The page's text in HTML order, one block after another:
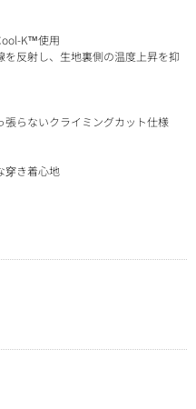
K™使用
を反射し、生地裏側の温度上昇を抑
張らないクライミングカット仕様
穿き着心地